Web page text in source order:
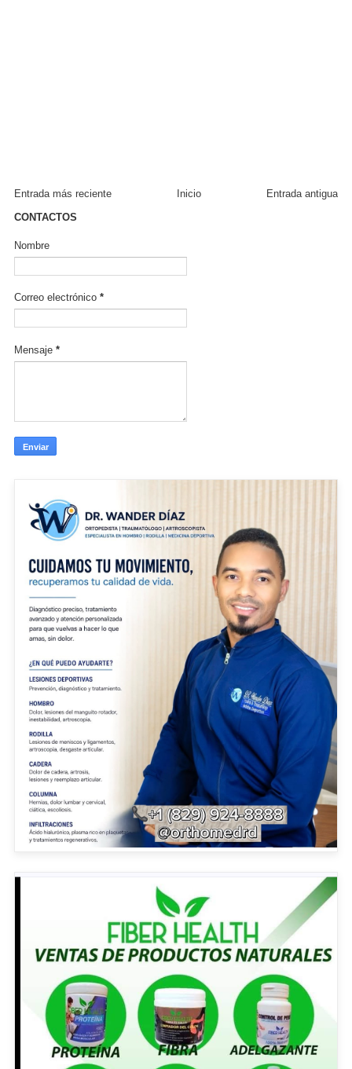
Entrada más reciente Entrada antigua
Inicio
CONTACTOS
Nombre
Correo electrónico *
Mensaje *